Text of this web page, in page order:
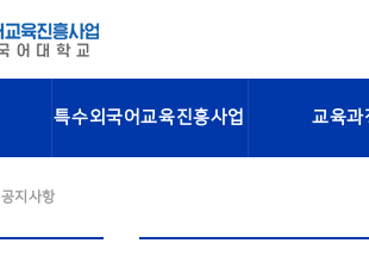
특수외국어교육진흥사업 교육과
공지사항